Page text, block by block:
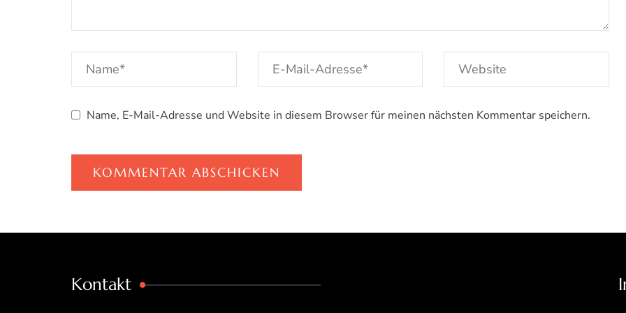
Name, E-Mail-Adresse und Website in diesem Browser für meinen nächsten Kommentar speichern.
Kontakt